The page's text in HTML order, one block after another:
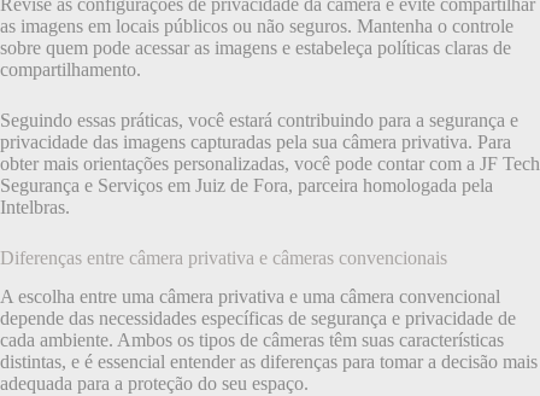
as imagens em locais públicos ou não seguros. Mantenha o controle
sobre quem pode acessar as imagens e estabeleça políticas claras de
compartilhamento.
Seguindo essas práticas, você estará contribuindo para a segurança e
privacidade das imagens capturadas pela sua câmera privativa. Para
obter mais orientações personalizadas, você pode contar com a JF Tech
Segurança e Serviços em Juiz de Fora, parceira homologada pela
Intelbras.
Diferenças entre câmera privativa e câmeras convencionais
A escolha entre uma câmera privativa e uma câmera convencional
depende das necessidades específicas de segurança e privacidade de
cada ambiente. Ambos os tipos de câmeras têm suas características
distintas, e é essencial entender as diferenças para tomar a decisão mais
adequada para a proteção do seu espaço.